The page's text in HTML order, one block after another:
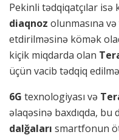
Pekinli tədqiqatçılar isə
diaqnoz olunmasına
etdirilməsinə kömək
kiçik miqdarda olan
üçün vacib tədqiq
6G texnologiyası və
əlaqəsinə baxdıqda, bu
dalğaları smartfonun